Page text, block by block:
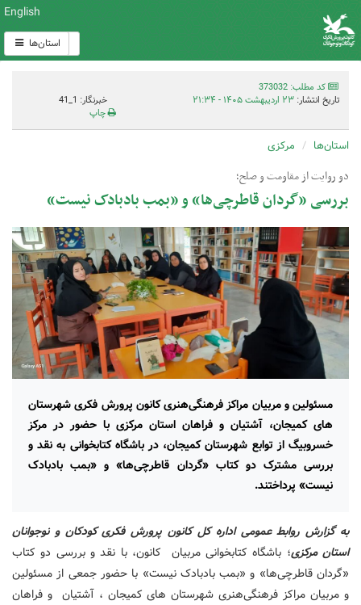
English
استان‌ها
کد مطلب: 373032
تاریخ انتشار: ۲۳ اردیبهشت ۱۴۰۵ - ۲۱:۳۴
خبرنگار: 1_41
چاپ
استان‌ها مرکزی
دو روایت از مقاومت و صلح؛
بررسی «گردان قاطرچی‌ها» و «بمب بادبادک نیست»
مسئولین و مربیان مراکز فرهنگی‌هنری کانون پرورش فکری شهرستان
های کمیجان، آشتیان و فراهان استان مرکزی با حضور در مرکز
خسروبیگ از توابع شهرستان کمیجان، در باشگاه کتابخوانی به نقد و
بررسی مشترک دو کتاب «گردان قاطرچی‌ها» و «بمب بادبادک
نیست» پرداختند.
به گزارش روابط عمومی اداره کل کانون پرورش فکری کودکان و نوجوانان
استان مرکزی؛ باشگاه کتابخوانی مربیان کانون، با نقد و بررسی دو کتاب
«گردان قاطرچی‌ها» و «بمب بادبادک نیست» با حضور جمعی از مسئولین
و مربیان مراکز فرهنگی‌هنری شهرستان های کمیجان ، آشتیان و فراهان